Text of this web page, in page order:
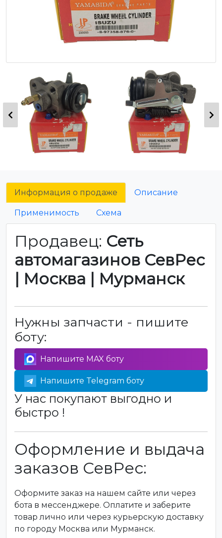
Информация о продаже Описание
Применимость Схема
Продавец: Сеть
автомагазинов СевРес
| Москва | Мурманск
Нужны запчасти - пишите
боту:
Напишите MAX боту
Напишите Telegram боту
У нас покупают выгодно и
быстро !
Оформление и выдача
заказов СевРес:
Оформите заказ на нашем сайте или через
бота в мессенджере. Оплатите и заберите
товар лично или через курьерскую доставку
по городу Москва или Мурманск.